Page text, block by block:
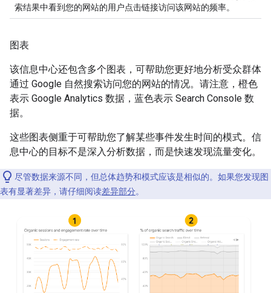
索结果中看到您的网站的用户点击链接访问该网站的频率。
图表
该信息中心还包含多个图表，可帮助您更好地分析受众群体
通过 Google 自然搜索访问您的网站的情况。请注意，橙色
表示 Google Analytics 数据，蓝色表示 Search Console 数
据。
这些图表侧重于可帮助您了解某些事件发生时间的模式。信
息中心的目标不是深入分析数据，而是快速发现流量变化。
尽管数据来源不同，但总体趋势和模式应该是相似的。如果您发现图
表有显著差异，请仔细阅读差异部分。